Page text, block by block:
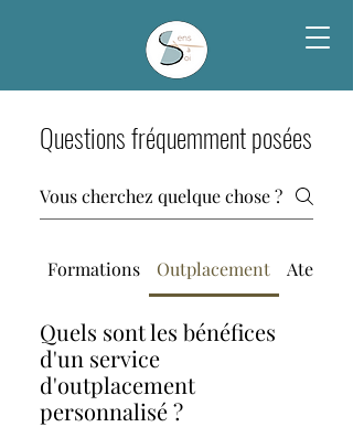
Questions fréquemment posées
Formations Outplacement Ateliers
Quels sont les bénéfices
d'un service
d'outplacement
personnalisé ?